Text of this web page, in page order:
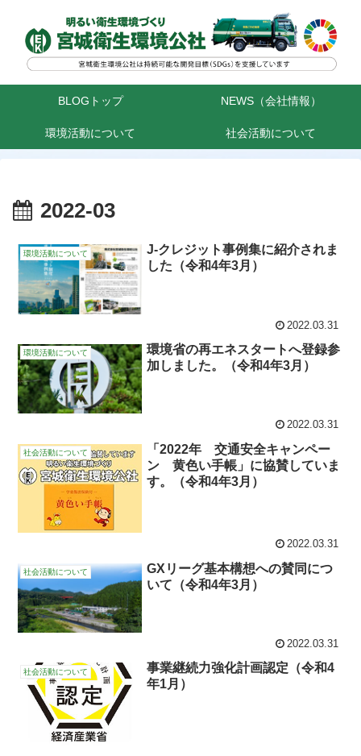
BLOGトップ NEWS（会社情報）
環境活動について 社会活動について
2022-03
環境活動について
J-クレジット事例集に紹介されま
した（令和4年3月）
2022.03.31
環境活動について
環境省の再エネスタートへ登録参
加しました。（令和4年3月）
2022.03.31
社会活動について
「2022年 交通安全キャンペー
ン 黄色い手帳」に協賛していま
す。（令和4年3月）
2022.03.31
社会活動について
GXリーグ基本構想への賛同につ
いて（令和4年3月）
2022.03.31
社会活動について
事業継続力強化計画認定（令和4
年1月）